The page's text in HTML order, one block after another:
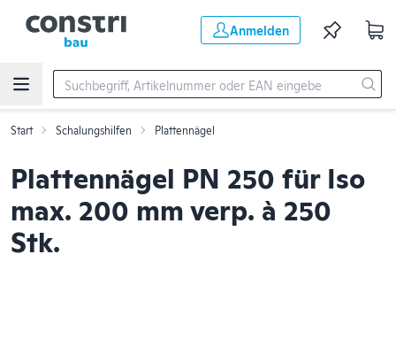
Anmelden
Start Schalungshilfen Plattennägel
Plattennägel PN 250 für Iso
max. 200 mm verp. à 250
Stk.